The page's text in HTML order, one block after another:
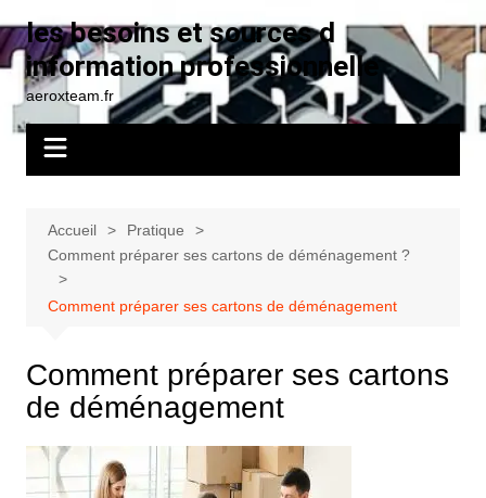
au
contenu
les besoins et sources d
information professionnelle
aeroxteam.fr
Accueil
Pratique
Comment préparer ses cartons de déménagement ?
Comment préparer ses cartons de déménagement
Comment préparer ses cartons
de déménagement